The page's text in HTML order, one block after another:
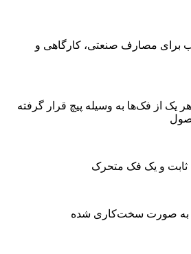
برای مصارف صنعتی، کارگاهی و
هر یک از فک‌ها به وسیله پیچ قرار گرفته
ثابت و یک فک متحرک
به صورت سخت‌کاری شده